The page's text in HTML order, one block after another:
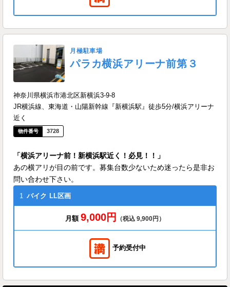
月極駐車場
パラカ横浜アリーナ前第３
神奈川県横浜市港北区新横浜3-9-8
JR横浜線、東海道・山陽新幹線『新横浜駅』徒歩5分/横浜アリーナ
近く
3728
「横浜アリーナ前！新横浜駅近く！必見！！」
あの横アリが目の前です。募集台数少ないため迷ったら是非お
問い合わせ下さい。
1 バイク LL区画
月額 9,000円 （税込 9,900円）
予約受付中